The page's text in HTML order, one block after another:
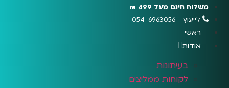
לתוכן
משלוח חינם מעל 499 ₪
לייעוץ - 054-6963056
ראשי
אודות
בעיתונות
לקוחות ממליצים